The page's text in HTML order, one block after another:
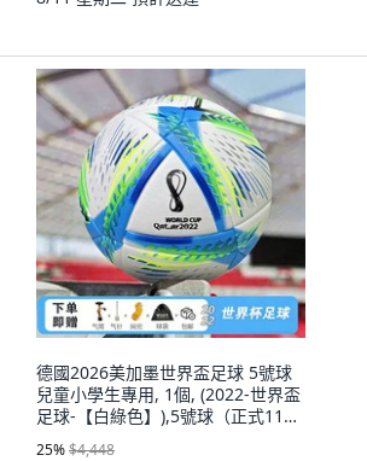
德國2026美加墨世界盃足球 5號球
兒童小學生專用, 1個, (2022-世界盃
足球-【白綠色】),5號球（正式11人
制用）
25%$4,448